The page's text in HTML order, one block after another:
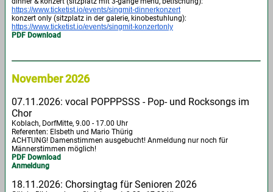
https://www.ticketist.io/events/singmit-dinnerkonzert
konzert only (sitzplatz in der galerie, kinobestuhlung):
https://www.ticketist.io/events/singmit-konzertonly
PDF Download
November 2026
07.11.2026: vocal POPPPSSS - Pop- und Rocksongs im
Chor
Koblach, DorfMitte, 9.00 - 17.00 Uhr
Referenten: Elsbeth und Mario Thürig
ACHTUNG! Damenstimmen ausgebucht! Anmeldung nur noch für
Männerstimmen möglich!
PDF Download
Anmeldung
18.11.2026: Chorsingtag für Senioren 2026